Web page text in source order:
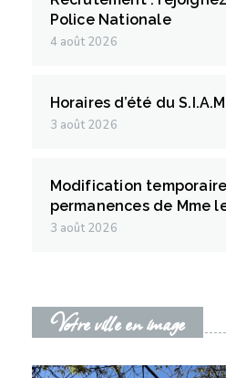
Police Nationale
4 août 2026
Horaires d’été du
3 août 2026
Modification
permanences de Mme
3 août 2026
Votre ville en image